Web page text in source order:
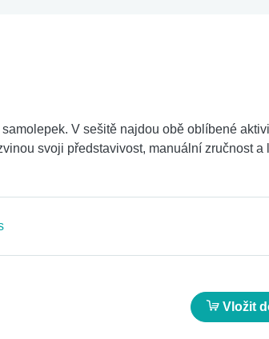
V sešitě najdou obě oblíbené
svoji představivost, manuální zručnost a
Vložit